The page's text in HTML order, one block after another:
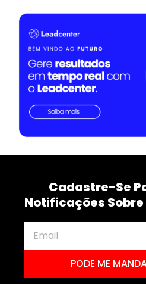
Cadastre-Se
Notificações Sobre
PODE ME